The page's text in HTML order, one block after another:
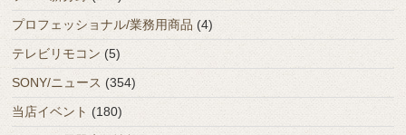
プロフェッショナル/業務用商品 (4)
テレビリモコン (5)
SONY/ニュース (354)
当店イベント (180)